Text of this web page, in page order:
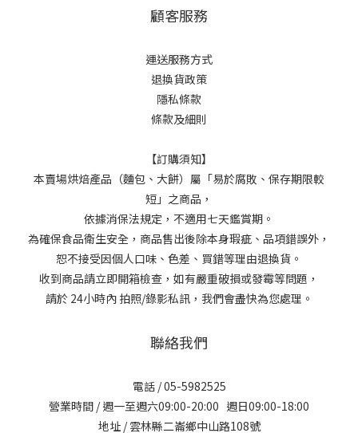
顧客服務
運送服務方式
退換貨政策
隱私條款
條款及細則
【訂購須知】
本賣場烘焙產品（麵包、大餅）屬「易於腐敗、保存期限較
短」之商品，
依據消保法規定，不適用七天鑑賞期。
為確保食品衛生安全，商品售出後除本身瑕疵、品項錯誤外，
恕不接受因個人口味、色差、買錯等理由退換貨。
收到商品請立即開箱檢查，如有嚴重破損或發霉等問題，
請於 24小時內 拍照/錄影私訊，我們會盡快為您處理。
聯絡我們
電話 / 05-5982525
營業時間 / 週一至週六09:00-20:00 週日09:00-18:00
地址 / 雲林縣二崙鄉中山路108號